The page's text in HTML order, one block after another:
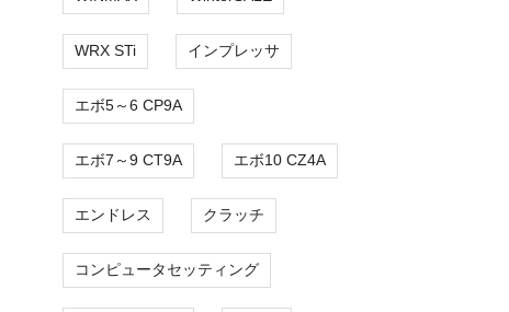
WRX STi インプレッサ
エボ5～6 CP9A
エボ7～9 CT9A エボ10 CZ4A
エンドレス クラッチ
コンピュータセッティング